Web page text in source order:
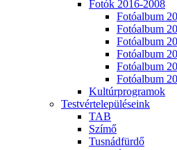
Fotók 2016-2008
Fotóalbum
Fotóalbum
Fotóalbum
Fotóalbum
Fotóalbum
Fotóalbum
Kultúrprogramok
Testvértelepüléseink
TAB
Szímő
Tusnádfürdő